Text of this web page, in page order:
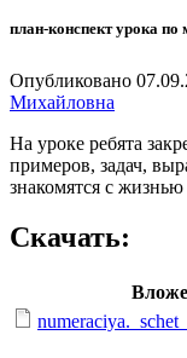
план-конспект урока по
Опубликовано
Михайловна
На уроке ребята
примеров, задач,
знакомятся с
Скачать: